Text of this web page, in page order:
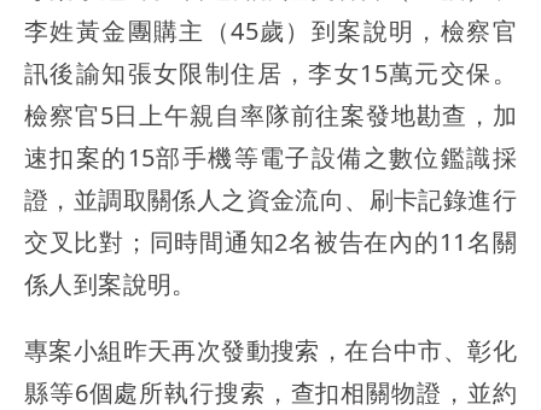
李姓黃金團購主（45歲）到案說明，檢察官
訊後諭知張女限制住居，李女15萬元交保。
檢察官5日上午親自率隊前往案發地勘查，加
速扣案的15部手機等電子設備之數位鑑識採
證，並調取關係人之資金流向、刷卡記錄進行
交叉比對；同時間通知2名被告在內的11名關
係人到案說明。
專案小組昨天再次發動搜索，在台中市、彰化
縣等6個處所執行搜索，查扣相關物證，並約